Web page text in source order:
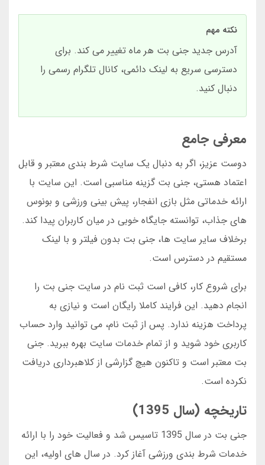
نکته مهم
آدرس جدید جنی بت هر ماه تغییر می کند. برای
دسترسی سریع به لینک دائمی، کانال تلگرام رسمی را
دنبال کنید.
معرفی جامع
دوست عزیز، اگر به دنبال یک سایت شرط بندی معتبر و قابل
اعتماد هستی، جنی بت گزینه مناسبی است. این سایت با
ارائه خدماتی مثل بازی انفجار، پیش بینی ورزشی و بونوس
های جذاب، توانسته جایگاه خوبی در میان کاربران پیدا کند.
برخلاف سایر سایت ها، جنی بت بدون فیلتر و با لینک
مستقیم در دسترس است.
برای شروع کار، کافی است ثبت نام در سایت جنی بت را
انجام دهید. این فرایند کاملا رایگان است و نیازی به
پرداخت هزینه ندارد. پس از ثبت نام، می توانید وارد حساب
کاربری خود شوید و از تمام خدمات سایت بهره ببرید. جنی
بت معتبر است و تاکنون هیچ گزارشی از کلاهبرداری دریافت
نکرده است.
تاریخچه (سال 1395)
جنی بت در سال 1395 تاسیس شد و فعالیت خود را با ارائه
خدمات شرط بندی ورزشی آغاز کرد. در سال های اولیه، این